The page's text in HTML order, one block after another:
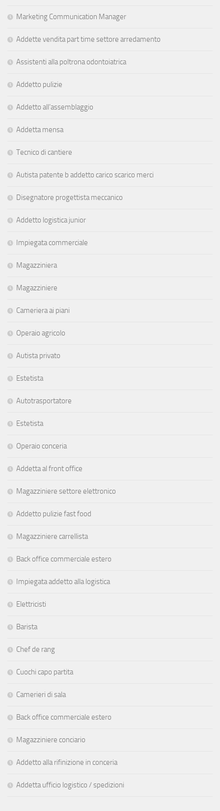
Marketing Communication Manager
Addette vendita part time settore arredamento
Assistenti alla poltrona odontoiatrica
Addetto pulizie
Addetto all’assemblaggio
Addetta mensa
Tecnico di cantiere
Autista patente b addetto carico scarico merci
Disegnatore progettista meccanico
Addetto logistica junior
Impiegata commerciale
Magazziniera
Magazziniere
Cameriera ai piani
Operaio agricolo
Autista privato
Estetista
Autotrasportatore
Estetista
Operaio conceria
Addetta al front office
Magazziniere settore elettronico
Addetto pulizie fast food
Magazziniere carrellista
Back office commerciale estero
Impiegata addetto alla logistica
Elettricisti
Barista
Chef de rang
Cuochi capo partita
Camerieri di sala
Back office commerciale estero
Magazziniere conciario
Addetto alla rifinizione in conceria
Addetta ufficio logistico / spedizioni